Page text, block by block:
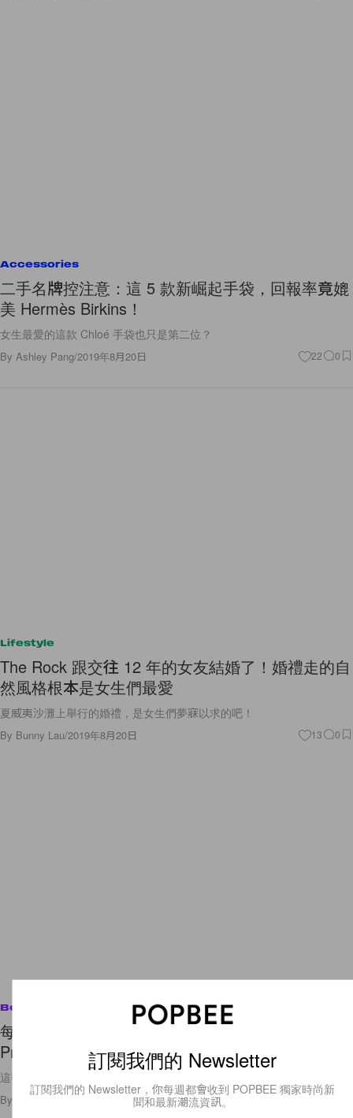
Accessories
二手名牌控注意：這 5 款新崛起手袋，回報率竟媲
美 Hermès Birkins！
女生最愛的這款 Chloé 手袋也只是第二位？
By Ashley Pang/2019年8月20日 22 0
Lifestyle
The Rock 跟交往 12 年的女友結婚了！婚禮走的自
然風格根本是女生們最愛
夏威夷沙灘上舉行的婚禮，是女生們夢寐以求的吧！
By Bunny Lau/2019年8月20日 13 0
Beauty
每個女生去泰國都一定要掃貨，高性價比的「Cute
Press」美妝品牌！
這季夏天出的漸層眼影實在太美，絕對不能放過！！
By Ellen Wang/ 2019年8月20日 123
訂閱我們的 Newsletter
訂閱我們的 Newsletter，你每週都會收到 POPBEE 獨家時尚新
聞和最新潮流資訊。